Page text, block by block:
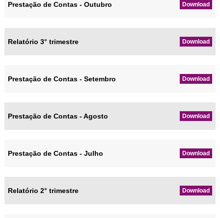
Download
Prestação de Contas - Outubro
Download
Relatório 3° trimestre
Download
Prestação de Contas - Setembro
Download
Prestação de Contas - Agosto
Download
Prestação de Contas - Julho
Download
Relatório 2° trimestre